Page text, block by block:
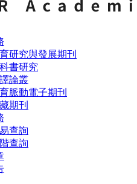
研究與發展期刊
書研究
論叢
脈動電子期刊
期刊
查詢
查詢